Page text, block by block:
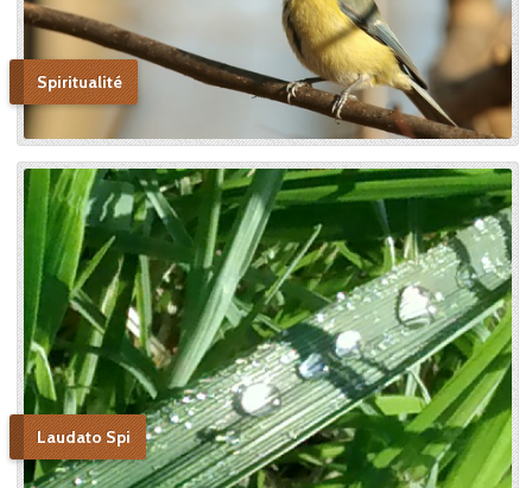
Spiritualité
Laudato Spi